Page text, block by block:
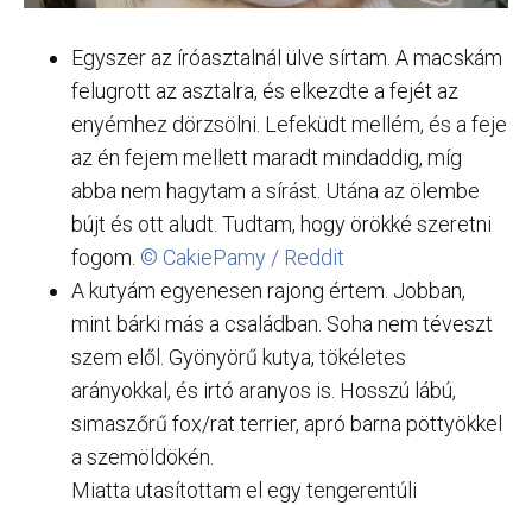
Egyszer az íróasztalnál ülve sírtam. A macskám
felugrott az asztalra, és elkezdte a fejét az
enyémhez dörzsölni. Lefeküdt mellém, és a feje
az én fejem mellett maradt mindaddig, míg
abba nem hagytam a sírást. Utána az ölembe
bújt és ott aludt. Tudtam, hogy örökké szeretni
fogom. © CakiePamy / Reddit
A kutyám egyenesen rajong értem. Jobban,
mint bárki más a családban. Soha nem téveszt
szem elől. Gyönyörű kutya, tökéletes
arányokkal, és irtó aranyos is. Hosszú lábú,
simaszőrű fox/rat terrier, apró barna pöttyökkel
a szemöldökén.
Miatta utasítottam el egy tengerentúli